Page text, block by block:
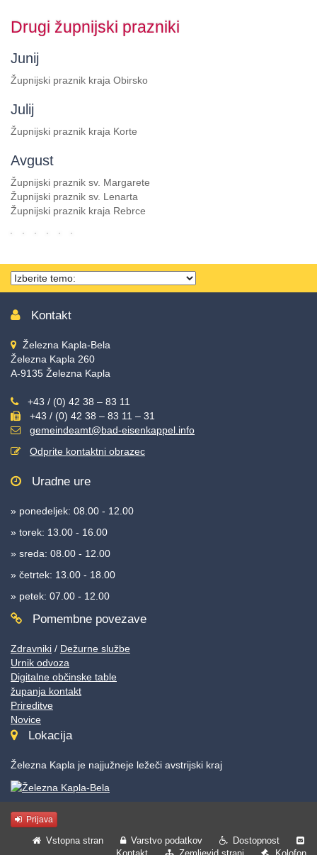
Accesskey
Sitemap
springen,
Accesskey
Drugi župnijski prazniki
Junij
Župnijski praznik kraja Obirsko
Julij
Župnijski praznik kraja Korte
Avgust
Župnijski praznik sv. Margarete
Župnijski praznik sv. Lenarta
Župnijski praznik kraja Rebrce
Thema
wählen
Kontakt
Železna Kapla-Bela
Železna Kapla 260
A-9135 Železna Kapla
+43 / (0) 42 38 – 83 11
+43 / (0) 42 38 – 83 11 – 31
gemeindeamt@bad-eisenkappel.info
Odprite kontaktni obrazec
Uradne ure
» ponedeljek: 08.00 - 12.00
» torek: 13.00 - 16.00
» sreda: 08.00 - 12.00
» četrtek: 13.00 - 18.00
» petek: 07.00 - 12.00
Pomembne povezave
Zdravniki / Dežurne službe
Urnik odvoza
Digitalne občinske table
županja kontakt
Prireditve
Novice
Lokacija
Železna Kapla je najjužneje ležeči avstrijski kraj
Prijava
Vstopna stran Varstvo podatkov
Dostopnost